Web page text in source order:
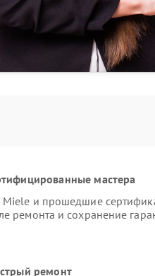
мастера
Miele и прошедшие
ремонта и сохранение
ремонт